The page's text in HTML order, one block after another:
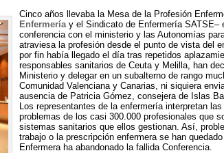
Cinco años llevaba la Mesa de la Profesión
Enfermería y el Sindicato de Enfermería SATSE–
conferencia con el ministerio y las Autonomías
atraviesa la profesión desde el punto de vista del
por fin había llegado el día tras repetidos
responsables sanitarios de Ceuta y Melilla, han
Ministerio y delegar en un subalterno de rango
Comunidad Valenciana y Canarias, ni siquiera
ausencia de Patricia Gómez, consejera de Islas
Los representantes de la enfermería interpretan
problemas de los casi 300.000 profesionales que
sistemas sanitarios que ellos gestionan. Así,
trabajo o la prescripción enfermera se han
Enfermera ha abandonado la fallida Conferencia.